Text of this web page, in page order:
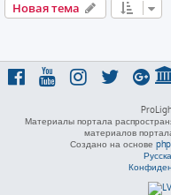
Новая тема
Материалы портала
материалов
Создано на основе